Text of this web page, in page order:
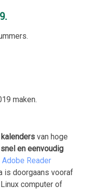
.
maken.
kalenders van hoge
snel en eenvoudig
Adobe Reader
is doorgaans vooraf
computer of